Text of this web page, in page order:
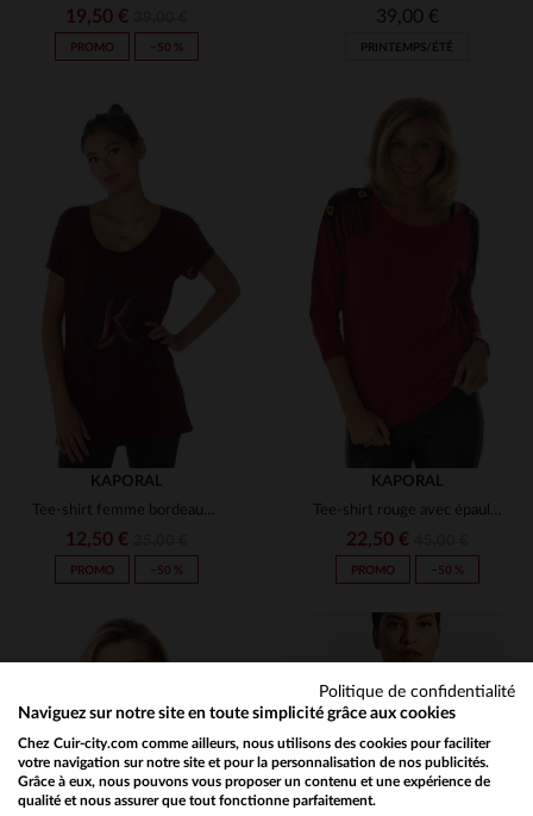
TAILLES DISPONIBLES
19,50 €
PROMO −50 %
39,00 €
PRINTEMPS/ÉTÉ
TAILLES DISPONIBLES
XS
KAPORAL
Tee-shirt femme bordeaux Kaporal
12,50 €
PROMO −50 %
TAILLES DISPONIBLES
KAPORAL
Tee-shirt rouge avec épaules à motifs
22,50 €
PROMO −50 %
Would you like to be redirected to our English site?
Politique de confidentialité
Naviguez sur notre site en toute simplicité grâce aux cookies
Chez Cuir-city.com comme ailleurs, nous utilisons des cookies pour faciliter
votre navigation sur notre site et pour la personnalisation de nos publicités.
Grâce à eux, nous pouvons vous proposer un contenu et une expérience de
qualité et nous assurer que tout fonctionne parfaitement.